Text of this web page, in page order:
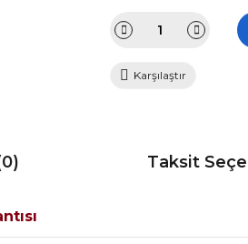
Karşılaştır
Taksit